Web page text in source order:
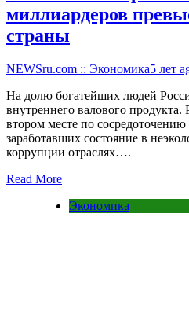
миллиардеров
страны
NEWSru.com :: Экономика5 лет
На долю богатейших людей
внутреннего валового
втором месте по
заработавших состояние в
коррупции отраслях….
Read More
Экономика